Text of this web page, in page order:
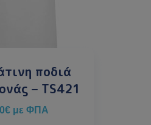
ποδιά
– TS421
€ με ΦΠΑ
παραγγελίας